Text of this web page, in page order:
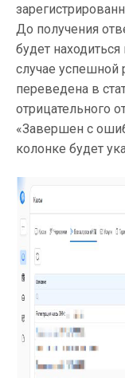
До получения
будет
случае успешной
переведена в
отрицательного
«Завершен с
колонке будет